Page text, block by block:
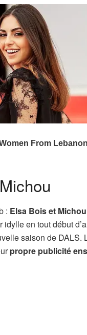
: Elsa Bois et Michou
en tout début
saison de
propre publicité